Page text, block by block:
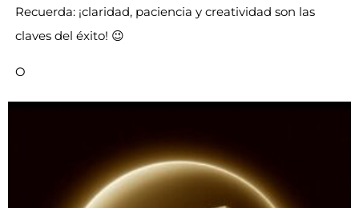
Recuerda: ¡claridad, paciencia y creatividad son las
claves del éxito! 😉
O